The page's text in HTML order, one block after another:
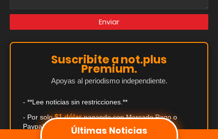
Últimas Noticias
Suscribite a not.plus
Premium.
Apoyas al periodismo independiente.
- **Lee noticias sin restricciones.**
- Por solo$1 dólarpagando con Mercado Pago o
Paypal.